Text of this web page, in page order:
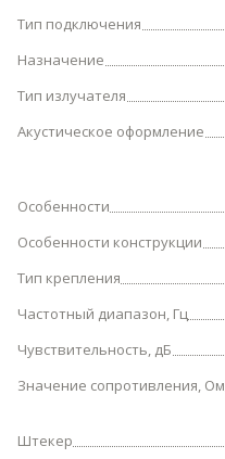
Тип подключения
Назначение
Тип излучателя
Акустическое оформление
Особенности
Особенности конструкции
Тип крепления
Частотный диапазон, Гц
Чувствительность, дБ
Значение сопротивления, Ом
Штекер